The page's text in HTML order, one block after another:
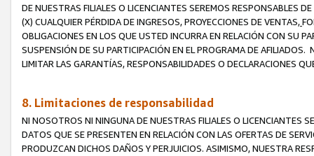
DE NUESTRAS FILIALES O LICENCIANTES SEREMOS RESPONSABLES
(X) CUALQUIER PÉRDIDA DE INGRESOS, PROYECCIONES DE VENTAS,
OBLIGACIONES EN LOS QUE USTED INCURRA EN RELACIÓN CON SU
SUSPENSIÓN DE SU PARTICIPACIÓN EN EL PROGRAMA DE
LIMITAR LAS GARANTÍAS, RESPONSABILIDADES O DECLARACIONES
8. Limitaciones de responsabilidad
NI NOSOTROS NI NINGUNA DE NUESTRAS FILIALES O LICENCIANTES
DATOS QUE SE PRESENTEN EN RELACIÓN CON LAS OFERTAS DE
PRODUZCAN DICHOS DAÑOS Y PERJUICIOS. ASIMISMO, NUESTRA